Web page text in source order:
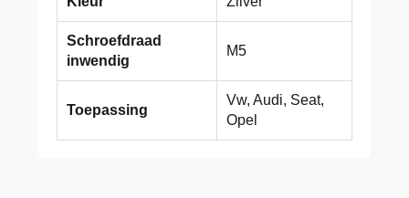
Schroefdraad
inwendig
M5
Toepassing
Vw, Audi, Seat,
Opel